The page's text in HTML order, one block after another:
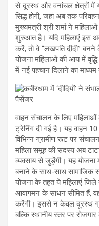
से दूरस्थ और वनांचल क्षेत्रों
सिद्ध होगी, जहां अब तक
मुख्यमंत्री श्री शर्मा ने
शुरुआत है। यदि महिलाएं इस
करें, तो वे “लखपति दीदी”
योजना महिलाओं की आय में
में नई पहचान दिलाने का माध्यम
वाहन संचालन के लिए महिलाओं
ट्रेनिंग दी गई है। यह वाहन
विभिन्न ग्रामीण रूट पर
महिला समूह की सदस्य अब
व्यवसाय से जुड़ेंगी। यह योजना
बनाने के साथ-साथ सामाजिक
योजना के तहत ये महिलाएं जिले
आवागमन के साधन सीमित हैं,
करेंगी। इससे न केवल दूरस्थ
बल्कि स्थानीय स्तर पर